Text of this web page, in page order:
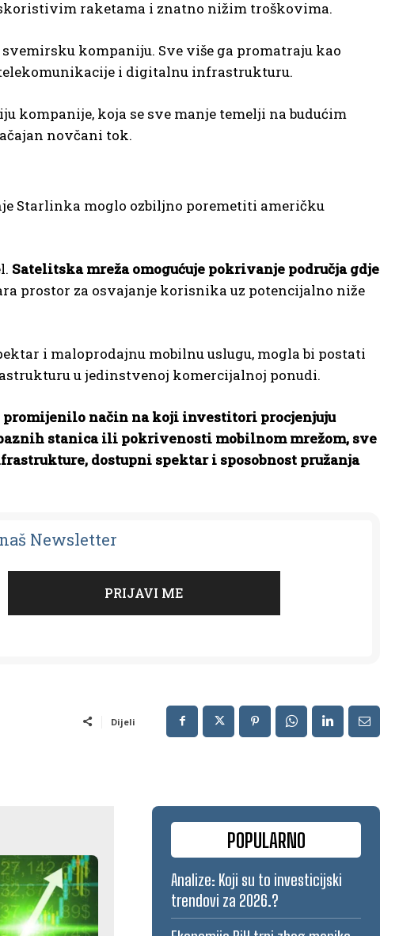
raketama i znatno nižim troškovima.
kompaniju. Sve više ga promatraju kao
i digitalnu infrastrukturu.
kompanije, koja se sve manje temelji na budućim
novčani tok.
Starlinka moglo ozbiljno poremetiti američku
Satelitska mreža omogućuje pokrivanje područja gdje
prostor za osvajanje korisnika uz potencijalno niže
i maloprodajnu mobilnu uslugu, mogla bi postati
u jedinstvenoj komercijalnoj ponudi.
način na koji investitori procjenjuju
stanica ili pokrivenosti mobilnom mrežom, sve
dostupni spektar i sposobnost pružanja
Newsletter
Dijeli
POPULARNO
Analize: Koji su to investicijski
trendovi za 2026.?